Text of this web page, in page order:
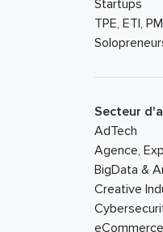
Startups
TPE, ETI,
Secteur
AdTech
Agence,
BigData &
Creative
eCommerce